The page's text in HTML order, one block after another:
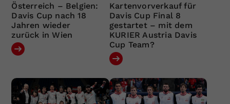
Österreich – Belgien:
Davis Cup nach 18
Jahren wieder
zurück in Wien
Kartenvorverkauf für
Davis Cup Final 8
gestartet – mit dem
KURIER Austria Davis
Cup Team?